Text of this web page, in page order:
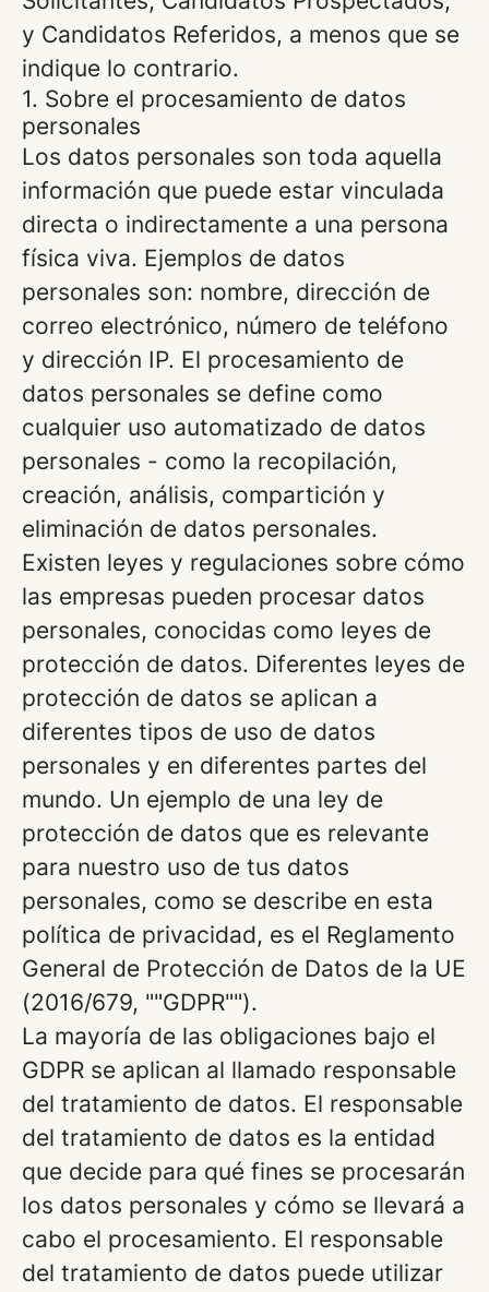
y Candidatos Referidos, a menos que se
indique lo contrario.
1. Sobre el procesamiento de datos
personales
Los datos personales son toda aquella
información que puede estar vinculada
directa o indirectamente a una persona
física viva. Ejemplos de datos
personales son: nombre, dirección de
correo electrónico, número de teléfono
y dirección IP. El procesamiento de
datos personales se define como
cualquier uso automatizado de datos
personales - como la recopilación,
creación, análisis, compartición y
eliminación de datos personales.
Existen leyes y regulaciones sobre cómo
las empresas pueden procesar datos
personales, conocidas como leyes de
protección de datos. Diferentes leyes de
protección de datos se aplican a
diferentes tipos de uso de datos
personales y en diferentes partes del
mundo. Un ejemplo de una ley de
protección de datos que es relevante
para nuestro uso de tus datos
personales, como se describe en esta
política de privacidad, es el Reglamento
General de Protección de Datos de la UE
(2016/679, ""GDPR"").
La mayoría de las obligaciones bajo el
GDPR se aplican al llamado responsable
del tratamiento de datos. El responsable
del tratamiento de datos es la entidad
que decide para qué fines se procesarán
los datos personales y cómo se llevará a
cabo el procesamiento. El responsable
del tratamiento de datos puede utilizar